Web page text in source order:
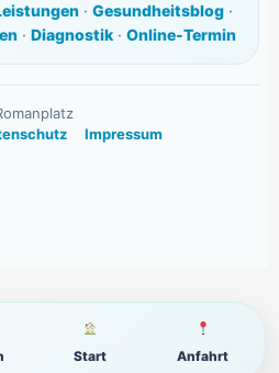
Start Anfahrt
· Gesundheitsblog·
· Diagnostik· Online-Termin
Impressum